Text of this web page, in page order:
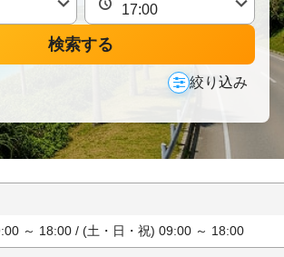
検索する
絞り込み
～ 18:00 / (土・日・祝) 09:00 ～ 18:00